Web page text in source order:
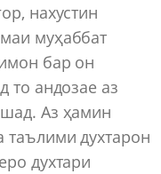
нахустин
муҳаббат
бар он
то андозае аз
Аз ҳамин
духтарон
духтари